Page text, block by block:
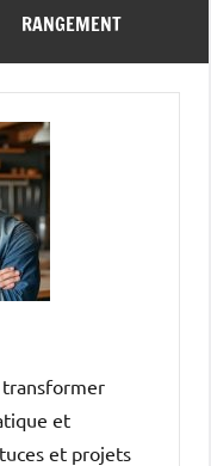
RANGEMENT
transformer
et
et projets